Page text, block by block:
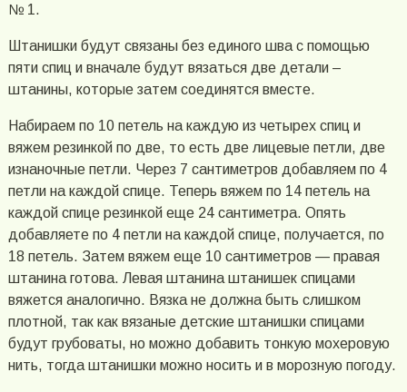
№ 1.
Штанишки будут связаны без единого шва с помощью
пяти спиц и вначале будут вязаться две детали –
штанины, которые затем соединятся вместе.
Набираем по 10 петель на каждую из четырех спиц и
вяжем резинкой по две, то есть две лицевые петли, две
изнаночные петли. Через 7 сантиметров добавляем по 4
петли на каждой спице. Теперь вяжем по 14 петель на
каждой спице резинкой еще 24 сантиметра. Опять
добавляете по 4 петли на каждой спице, получается, по
18 петель. Затем вяжем еще 10 сантиметров — правая
штанина готова. Левая штанина штанишек спицами
вяжется аналогично. Вязка не должна быть слишком
плотной, так как вязаные детские штанишки спицами
будут грубоваты, но можно добавить тонкую мохеровую
нить, тогда штанишки можно носить и в морозную погоду.